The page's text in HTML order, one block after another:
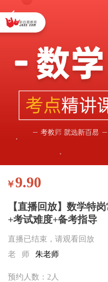
￥9.90
【直播回放】数学特
+考试难度+备考指导
直播已结束，请观看回放
老 师 朱老师
预约人数：2人